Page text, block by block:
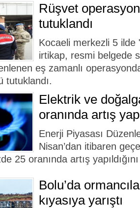
Rüşvet
tutuklandı
Kocaeli merkezli 5
irtikap, resmi belgede
eş zamanlı
tutuklandı.
Elektrik ve
oranında artış
Enerji Piyasası
Nisan’dan itibaren
25 oranında artış yapıldığını
Bolu’da
kıyasıya yarıştı